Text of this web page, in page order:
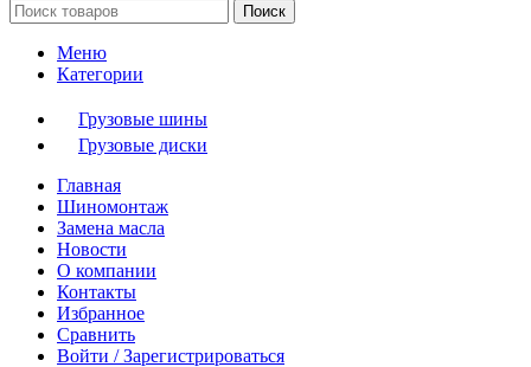
Поиск
Меню
Категории
Грузовые шины
Грузовые диски
Главная
Шиномонтаж
Замена масла
Новости
О компании
Контакты
Избранное
Сравнить
Войти / Зарегистрироваться